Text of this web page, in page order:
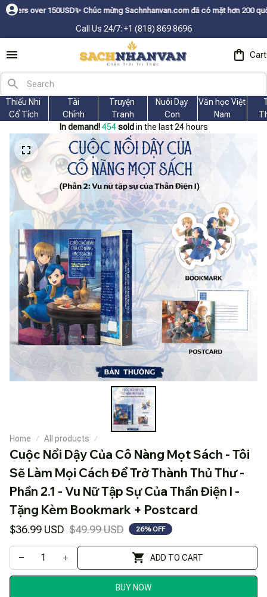
Chúc mừng Sachnhanvan.com đã có mặt hơn 200 quốc gia như Mỹ,
Call Us 24/7: +1 (818) 869 8696
Cart
Thiếu Nhi
Cổ Tích
Tài
Chính
Truyện
Tranh
Nuôi Dạy
Con
Văn học Việt
Nam
In demand! 454 sold in the last 24 hours
Home All products
Cuộc Nổi Dậy Của Cô Nàng Mọt Sách - Tôi
Sẽ Làm Mọi Cách Để Trở Thành Thủ Thư -
Phần 2.1 - Vu Nữ Tập Sự Của Thần Điện I -
Tặng Kèm Bookmark + Postcard
$36.99 USD $49.99 USD 26% OFF
ADD TO CART
BUY NOW